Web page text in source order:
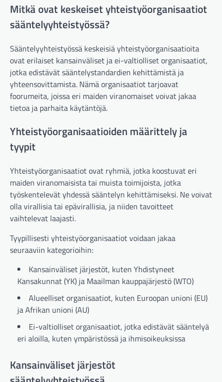
Mitkä ovat keskeiset yhteistyöorganisaatiot
sääntelyyhteistyössä?
Sääntelyyhteistyössä keskeisiä yhteistyöorganisaatioita
ovat erilaiset kansainväliset ja ei-valtiolliset organisaatiot,
jotka edistävät sääntelystandardien kehittämistä ja
yhteensovittamista. Nämä organisaatiot tarjoavat
foorumeita, joissa eri maiden viranomaiset voivat jakaa
tietoa ja parhaita käytäntöjä.
Yhteistyöorganisaatioiden määrittely ja
tyypit
Yhteistyöorganisaatiot ovat ryhmiä, jotka koostuvat eri
maiden viranomaisista tai muista toimijoista, jotka
työskentelevät yhdessä sääntelyn kehittämiseksi. Ne voivat
olla virallisia tai epävirallisia, ja niiden tavoitteet
vaihtelevat laajasti.
Tyypillisesti yhteistyöorganisaatiot voidaan jakaa
seuraaviin kategorioihin:
Kansainväliset järjestöt, kuten Yhdistyneet
Kansakunnat (YK) ja Maailman kauppajärjestö (WTO)
Alueelliset organisaatiot, kuten Euroopan unioni (EU)
ja Afrikan unioni (AU)
Ei-valtiolliset organisaatiot, jotka edistävät sääntelyä
eri aloilla, kuten ympäristössä ja ihmisoikeuksissa
Kansainväliset järjestöt